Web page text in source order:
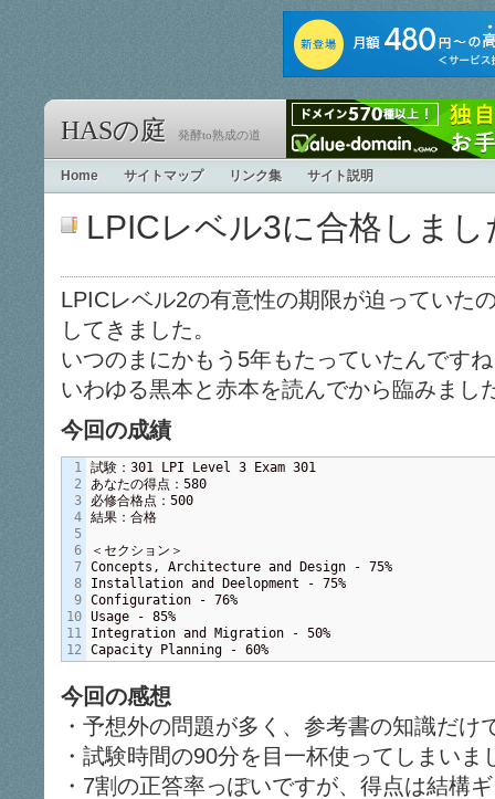
HASの庭 発酵to熟成の道
Home サイトマップ リンク集 サイト説明
LPICレベル3に合格しまし
LPICレベル2の有意性の期限が迫っていた
してきました。
いつのまにかもう5年もたっていたんです
いわゆる黒本と赤本を読んでから臨みまし
今回の成績
1
2
3
4
5
6
7
8
9
10
11
試験：301 LPI Level 3 Exam 301
あなたの得点：580
必修合格点：500
結果：合格
＜セクション＞
Concepts, Architecture and Design - 75%
Installation and Deelopment - 75%
Configuration - 76%
Usage - 85%
Integration and Migration - 50%
Capacity Planning - 60%
今回の感想
・予想外の問題が多く、参考書の知識だけ
・試験時間の90分を目一杯使ってしまいま
・7割の正答率っぽいですが、得点は結構